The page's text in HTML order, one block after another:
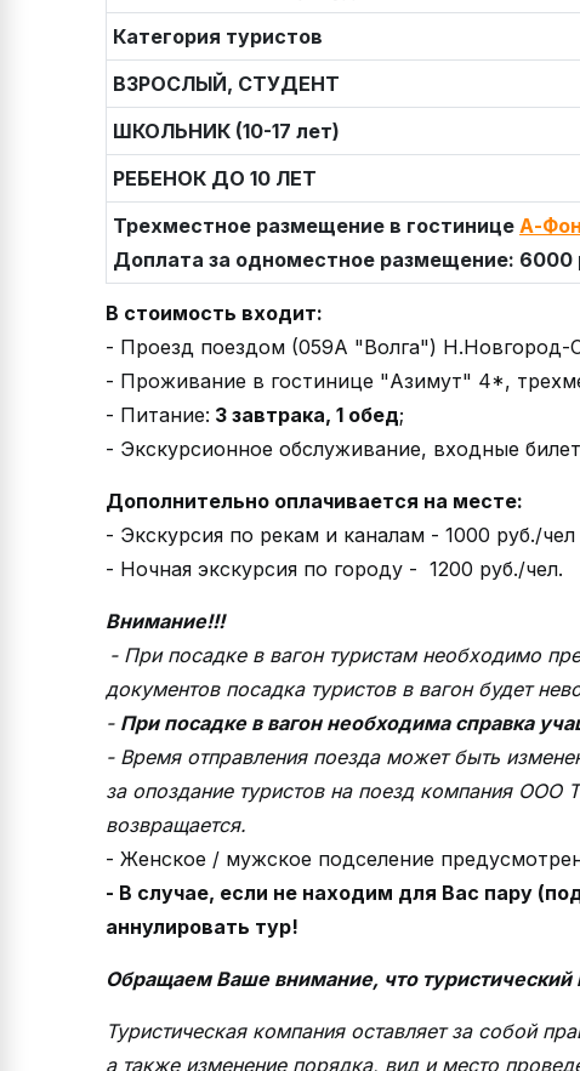
Категория туристов
ВЗРОСЛЫЙ, СТУДЕНТ
ШКОЛЬНИК (10-17 лет)
РЕБЕНОК ДО 10 ЛЕТ
Трехместное размещение в гостинице А-
Доплата за одноместное размещение: 6000
В стоимость входит:
- Проезд поездом (059А "Волга") Н.Новгород-
- Проживание в гостинице "Азимут" 4*,
- Питание: 3 завтрака, 1 обед;
- Экскурсионное обслуживание, входные
Дополнительно оплачивается на месте:
- Экскурсия по рекам и каналам - 1000 руб./чел
- Ночная экскурсия по городу - 1200 руб./чел.
Внимание!!!
- При посадке в вагон туристам необходимо
документов посадка туристов в вагон будет
- При посадке в вагон необходима справка
- Время отправления поезда может быть
за опоздание туристов на поезд компания
возвращается.
- Женское / мужское подселение
- В случае, если не находим для Вас пару
аннулировать тур!
Обращаем Ваше внимание, что туристический
Туристическая компания оставляет за собой
а также изменение порядка, вид и место